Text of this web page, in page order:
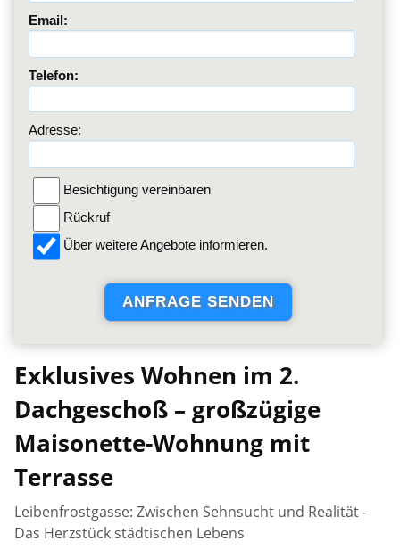
Email:
Telefon:
Adresse:
Besichtigung vereinbaren
Rückruf
Über weitere Angebote informieren.
Exklusives Wohnen im 2.
Dachgeschoß – großzügige
Maisonette-Wohnung mit
Terrasse
Leibenfrostgasse: Zwischen Sehnsucht und Realität -
Das Herzstück städtischen Lebens